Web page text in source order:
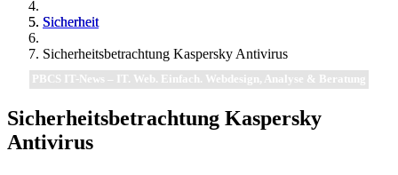
Sicherheit
Sicherheitsbetrachtung Kaspersky Antivirus
PBCS IT-News – IT. Web. Einfach. Webdesign, Analyse & Beratung
Sicherheitsbetrachtung Kaspersky
Antivirus